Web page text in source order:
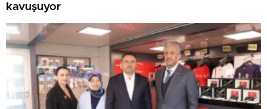
kavuşuyor